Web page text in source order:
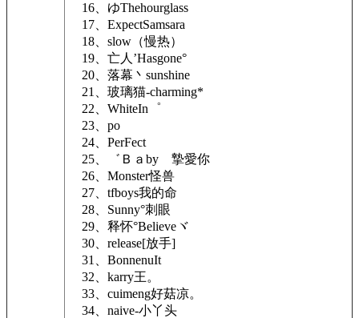
16、ゆThehourglass
17、ExpectSamsara
18、slow（慢热）
19、亡人’Hasgone°
20、落幕丶sunshine
21、玻璃猫-charming*
22、WhiteIn゜
23、po
24、PerFect
25、゛Ｂａbyゝ摯愛你
26、Monster怪兽
27、tfboys我的命
28、Sunny°刺眼
29、释怀°Believeヾ
30、release[放手]
31、BonnenuIt
32、karry王。
33、cuimeng好菇凉。
34、naive-小丫头